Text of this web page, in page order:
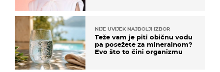
NIJE UVIJEK NAJBOLJI IZBOR
Teže vam je piti običnu vodu
pa posežete za mineralnom?
Evo što to čini organizmu